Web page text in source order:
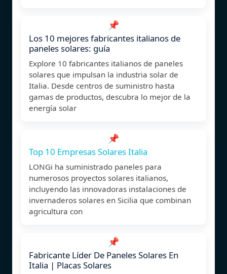
📌
Los 10 mejores fabricantes italianos de
paneles solares: guía
Explore 10 fabricantes italianos de paneles
solares que impulsan la industria solar de
Italia. Desde centros de suministro hasta
gamas de productos, descubra lo mejor de la
energía solar
📌
Top 10 Empresas Solares Italia
LONGi ha suministrado paneles para
numerosos proyectos solares italianos,
incluyendo las innovadoras instalaciones de
invernaderos solares en Sicilia que combinan
agricultura con
📌
Fabricante Líder De Paneles Solares En
Italia | Placas Solares